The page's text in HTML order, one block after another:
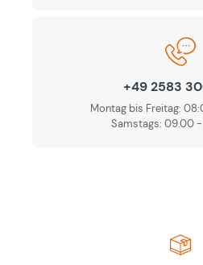
+49 2583
Montag bis Freitag:
Samstags: 09.00 -